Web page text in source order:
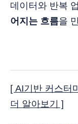
데이터와 반복
어지는 흐름을
[ AI기반 커스터
더 알아보기 ]